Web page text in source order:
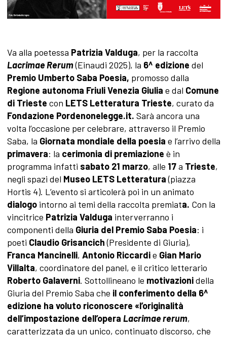
Va alla poetessa Patrizia Valduga, per la raccolta
Lacrimae Rerum(Einaudi 2025), la 6^ edizione del
Premio Umberto Saba Poesia, promosso dalla
Regione autonoma Friuli Venezia Giulia e dal Comune
di Trieste con LETS Letteratura Trieste, curato da
Fondazione Pordenonelegge.it. Sarà ancora una
volta l’occasione per celebrare, attraverso il Premio
Saba, la Giornata mondiale della poesia e l’arrivo della
primavera: la cerimonia di premiazione è in
programma infatti sabato 21 marzo, alle 17a Trieste,
negli spazi del Museo LETS Letteratura(piazza
Hortis 4). L’evento si articolerà poi in un animato
dialogo intorno ai temi della raccolta premiata. Con la
vincitrice Patrizia Valduga interverranno i
componenti della Giuria del Premio Saba Poesia: i
poeti Claudio Grisancich(Presidente di Giuria),
Franca Mancinelli, Antonio Riccardie Gian Mario
Villalta, coordinatore del panel, e il critico letterario
Roberto Galaverni. Sottollineano le motivazionidella
Giuria del Premio Saba che il conferimento della 6^
edizione ha voluto riconoscere «l’originalità
dell’impostazione dell’opera Lacrimae rerum,
caratterizzata da un unico, continuato discorso, che